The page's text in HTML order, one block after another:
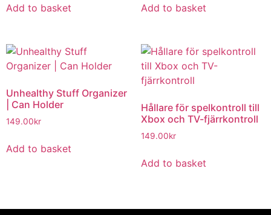
Add to basket Add to basket
Unhealthy Stuff Organizer
| Can Holder
149.00kr
Add to basket
Hållare för spelkontroll till
Xbox och TV-fjärrkontroll
149.00kr
Add to basket